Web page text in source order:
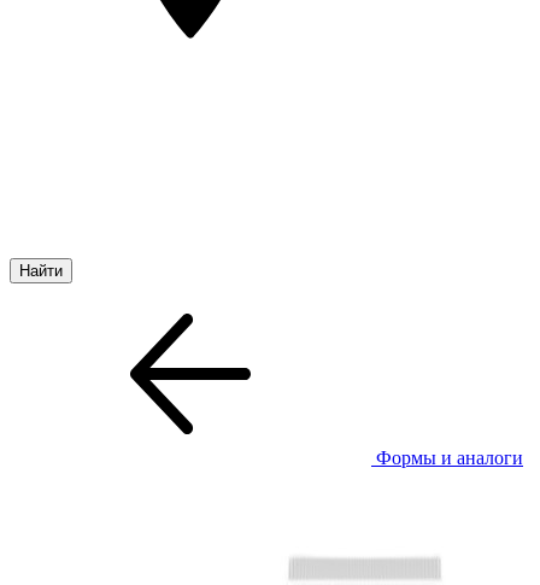
Формы и аналоги